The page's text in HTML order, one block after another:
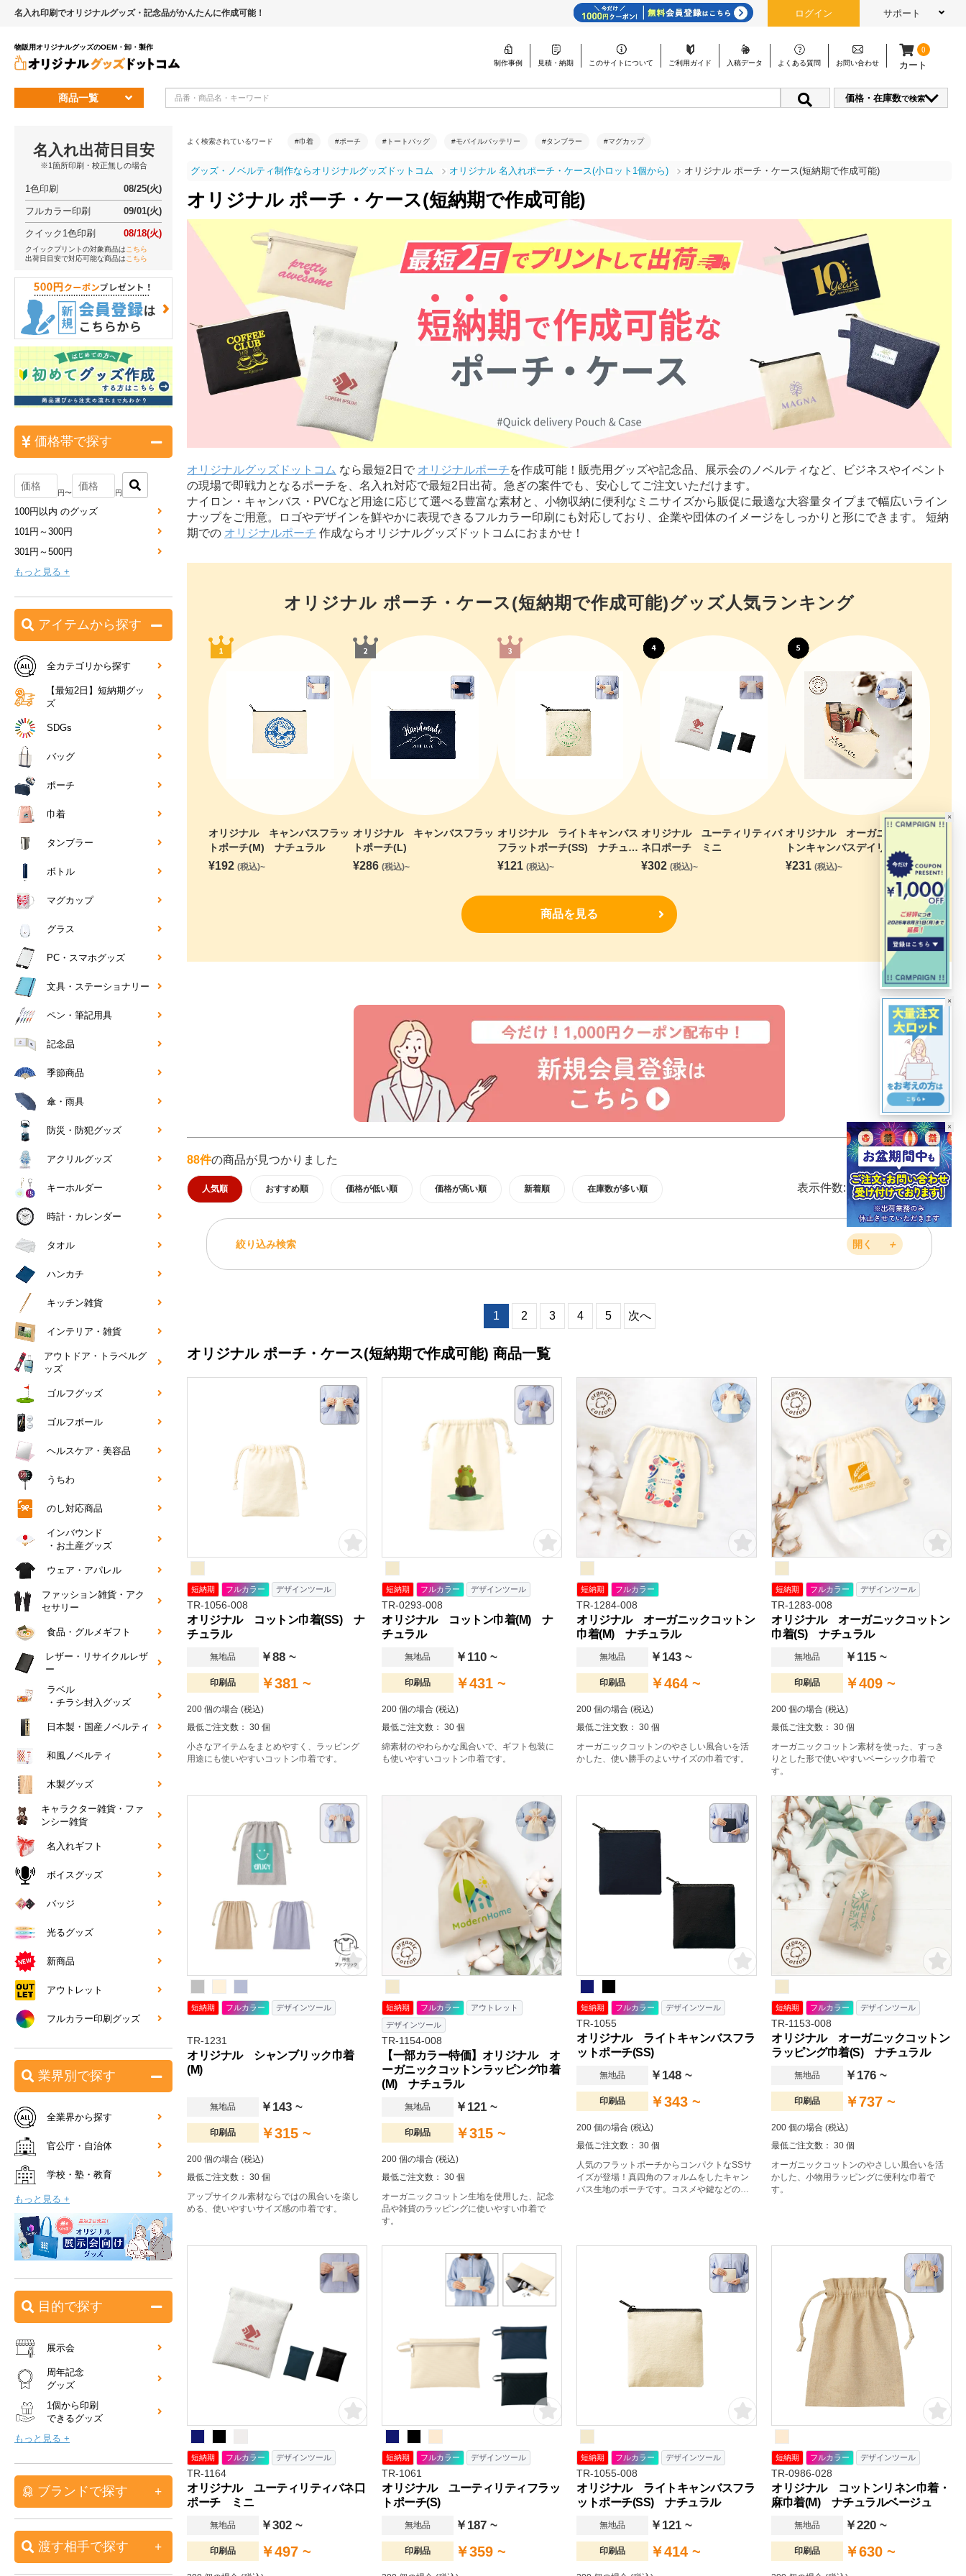
名入れ印刷でオリジナルグッズ・記念品がかんたんに作成可能！ ログイン サポート
物販用オリジナルグッズのOEM・卸・製作
制作事例
見積・納期 このサイトについて ご利用ガイド 入稿データ よくある質問 お問い合わせ
0
カート
商品一覧 価格・在庫数で検索
よく検索されているワード #巾着 #ポーチ #トートバッグ #モバイルバッテリー #タンブラー #マグカップ
グッズ・ノベルティ制作ならオリジナルグッズドットコム オリジナル 名入れポーチ・ケース(小ロット1個から) オリジナル ポーチ・ケース(短納期で作成可能)
オリジナル ポーチ・ケース(短納期で作成可能)
オリジナルグッズドットコム なら最短2日で オリジナルポーチを作成可能！販売用グッズや記念品、展示会のノベルティなど、ビジネスやイベント
の現場で即戦力となるポーチを、名入れ対応で最短2日出荷。急ぎの案件でも、安心してご注文いただけます。
ナイロン・キャンバス・PVCなど用途に応じて選べる豊富な素材と、小物収納に便利なミニサイズから販促に最適な大容量タイプまで幅広いライン
ナップをご用意。ロゴやデザインを鮮やかに表現できるフルカラー印刷にも対応しており、企業や団体のイメージをしっかりと形にできます。 短納
期での オリジナルポーチ 作成ならオリジナルグッズドットコムにおまかせ！
オリジナル ポーチ・ケース(短納期で作成可能)グッズ人気ランキング
オリジナル キャンバスフラッ
トポーチ(M) ナチュラル
¥192 (税込)~
オリジナル キャンバスフラッ
トポーチ(L)
¥286 (税込)~
オリジナル ライトキャンバス
フラットポーチ(SS) ナチュラ
ル
¥121 (税込)~
オリジナル ユーティリティバ
ネ口ポーチ ミニ
¥302 (税込)~
オリジナル オーガニックコッ
トンキャンバスデイリーポーチ
(S) ナチュラル
¥231 (税込)~
商品を見る
88件の商品が見つかりました
人気順 おすすめ順 価格が低い順 価格が高い順 新着順 在庫数が多い順 表示件数: 20件 40件 60件
絞り込み検索 開く ＋
1 2 3 4 5 次へ
オリジナル ポーチ・ケース(短納期で作成可能) 商品一覧
短納期 フルカラー デザインツール
TR-1056-008
オリジナル コットン巾着(SS) ナ
チュラル
無地品 ￥88 ~
印刷品 ￥381 ~
200 個の場合 (税込)
最低ご注文数： 30 個
小さなアイテムをまとめやすく、ラッピング
用途にも使いやすいコットン巾着です。
短納期 フルカラー デザインツール
TR-0293-008
オリジナル コットン巾着(M) ナ
チュラル
無地品 ￥110 ~
印刷品 ￥431 ~
200 個の場合 (税込)
最低ご注文数： 30 個
綿素材のやわらかな風合いで、ギフト包装に
も使いやすいコットン巾着です。
短納期 フルカラー
TR-1284-008
オリジナル オーガニックコットン
巾着(M) ナチュラル
無地品 ￥143 ~
印刷品 ￥464 ~
200 個の場合 (税込)
最低ご注文数： 30 個
オーガニックコットンのやさしい風合いを活
かした、使い勝手のよいサイズの巾着です。
短納期 フルカラー デザインツール
TR-1283-008
オリジナル オーガニックコットン
巾着(S) ナチュラル
無地品 ￥115 ~
印刷品 ￥409 ~
200 個の場合 (税込)
最低ご注文数： 30 個
オーガニックコットン素材を使った、すっき
りとした形で使いやすいベーシック巾着で
す。
短納期 フルカラー デザインツール
TR-1231
オリジナル シャンブリック巾着
(M)
無地品 ￥143 ~
印刷品 ￥315 ~
200 個の場合 (税込)
最低ご注文数： 30 個
アップサイクル素材ならではの風合いを楽し
める、使いやすいサイズ感の巾着です。
短納期 フルカラー
アウトレット
デザインツール
TR-1154-008
【一部カラー特価】オリジナル オ
ーガニックコットンラッピング巾着
(M) ナチュラル
無地品 ￥121 ~
印刷品 ￥315 ~
200 個の場合 (税込)
最低ご注文数： 30 個
オーガニックコットン生地を使用した、記念
品や雑貨のラッピングに使いやすい巾着で
す。
短納期 フルカラー デザインツール
TR-1055
オリジナル ライトキャンバスフラ
ットポーチ(SS)
無地品 ￥148 ~
印刷品 ￥343 ~
200 個の場合 (税込)
最低ご注文数： 30 個
人気のフラットポーチからコンパクトなSSサ
イズが登場！真四角のフォルムをしたキャン
バス生地のポーチです。コスメや鍵などの小
短納期 フルカラー デザインツール
TR-1153-008
オリジナル オーガニックコットン
ラッピング巾着(S) ナチュラル
無地品 ￥176 ~
印刷品 ￥737 ~
200 個の場合 (税込)
最低ご注文数： 30 個
オーガニックコットンのやさしい風合いを活
かした、小物用ラッピングに便利な巾着で
す。
短納期 フルカラー デザインツール
TR-1164
オリジナル ユーティリティバネ口
ポーチ ミニ
無地品 ￥302 ~
印刷品 ￥497 ~
短納期 フルカラー デザインツール
TR-1061
オリジナル ユーティリティフラッ
トポーチ(S)
無地品 ￥187 ~
印刷品 ￥359 ~
短納期 フルカラー デザインツール
TR-1055-008
オリジナル ライトキャンバスフラ
ットポーチ(SS) ナチュラル
無地品 ￥121 ~
印刷品 ￥414 ~
短納期 フルカラー デザインツール
TR-0986-028
オリジナル コットンリネン巾着・
麻巾着(M) ナチュラルベージュ
無地品 ￥220 ~
印刷品 ￥630 ~
名入れ出荷日目安
※1箇所印刷・校正無しの場合
1色印刷 08/25(火)
フルカラー印刷 09/01(火)
クイック1色印刷 08/18(火)
クイックプリントの対象商品は こちら
出荷日目安で対応可能な商品は こちら
価格帯で探す
円〜 円
100円以内 のグッズ
101円～300円
301円～500円
もっと見る +
アイテムから探す
全カテゴリから探す
【最短2日】短納期グッ
ズ
SDGs
バッグ
ポーチ
巾着
タンブラー
ボトル
マグカップ
グラス
PC・スマホグッズ
文具・ステーショナリー
ペン・筆記用具
記念品
季節商品
傘・雨具
防災・防犯グッズ
アクリルグッズ
キーホルダー
時計・カレンダー
タオル
ハンカチ
キッチン雑貨
インテリア・雑貨
アウトドア・トラベルグ
ッズ
ゴルフグッズ
ゴルフボール
ヘルスケア・美容品
うちわ
のし対応商品
インバウンド
・お土産グッズ
ウェア・アパレル
ファッション雑貨・アク
セサリー
食品・グルメギフト
レザー・リサイクルレザ
ー
ラベル
・チラシ封入グッズ
日本製・国産ノベルティ
和風ノベルティ
木製グッズ
キャラクター雑貨・ファ
ンシー雑貨
名入れギフト
ボイスグッズ
バッジ
光るグッズ
新商品
アウトレット
フルカラー印刷グッズ
業界別で探す
全業界から探す
官公庁・自治体
学校・塾・教育
もっと見る +
目的で探す
展示会
周年記念
グッズ
1個から印刷
できるグッズ
もっと見る +
ブランドで探す
渡す相手で探す
×
×
×